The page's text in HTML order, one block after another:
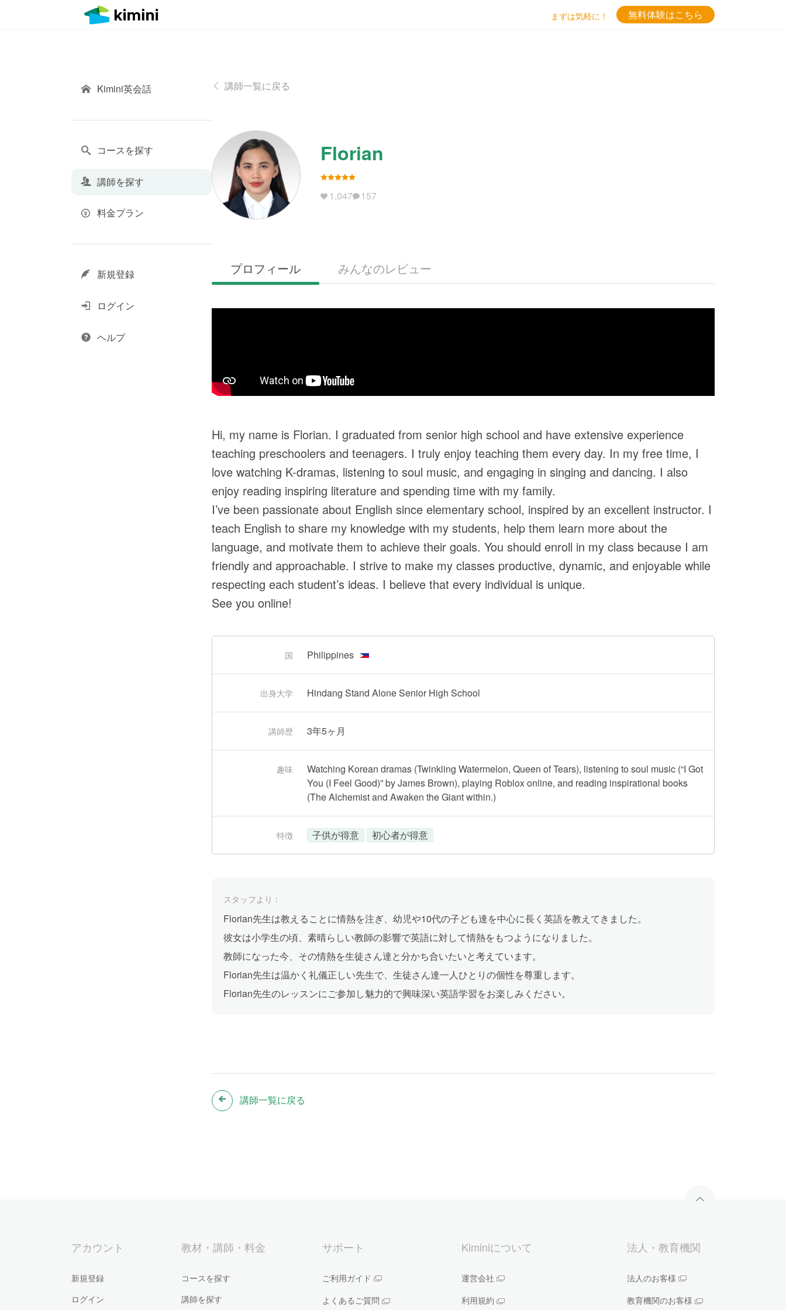
まずは気軽に！ 無料体験はこちら
講師一覧に戻る
Florian
1,047 157
プロフィール みんなのレビュー
Hi, my name is Florian. I graduated from senior high school and have extensive experience
teaching preschoolers and teenagers. I truly enjoy teaching them every day. In my free time, I
love watching K-dramas, listening to soul music, and engaging in singing and dancing. I also
enjoy reading inspiring literature and spending time with my family.
I’ve been passionate about English since elementary school, inspired by an excellent instructor. I
teach English to share my knowledge with my students, help them learn more about the
language, and motivate them to achieve their goals. You should enroll in my class because I am
friendly and approachable. I strive to make my classes productive, dynamic, and enjoyable while
respecting each student’s ideas. I believe that every individual is unique.
See you online!
国 Philippines
出身大学 Hindang Stand Alone Senior High School
講師歴 3年5ヶ月
趣味
Watching Korean dramas (Twinkling Watermelon, Queen of Tears), listening to soul music (“I Got
You (I Feel Good)” by James Brown), playing Roblox online, and reading inspirational books
(The Alchemist and Awaken the Giant within.)
特徴 子供が得意 初心者が得意
スタッフより：
Florian先生は教えることに情熱を注ぎ、幼児や10代の子ども達を中心に長く英語を教えてきました。
彼女は小学生の頃、素晴らしい教師の影響で英語に対して情熱をもつようになりました。
教師になった今、その情熱を生徒さん達と分かち合いたいと考えています。
Florian先生は温かく礼儀正しい先生で、生徒さん達一人ひとりの個性を尊重します。
Florian先生のレッスンにご参加し魅力的で興味深い英語学習をお楽しみください。
講師一覧に戻る
Kimini英会話
コースを探す
講師を探す
料金プラン
新規登録
ログイン
ヘルプ
アカウント
新規登録
ログイン
教材・講師・料金
コースを探す
講師を探す
サポート
ご利用ガイド
よくあるご質問
Kiminiについて
運営会社
利用規約
法人・教育機関
法人のお客様
教育機関のお客様